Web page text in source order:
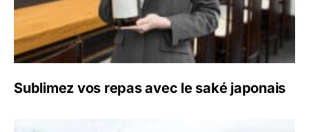
Sublimez vos repas avec le saké japonais